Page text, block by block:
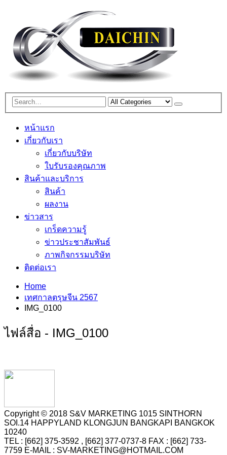
หน้าแรก
เกี่ยวกับเรา
เกี่ยวกับบริษัท
ใบรับรองคุณภาพ
สินค้าและบริการ
สินค้า
ผลงาน
ข่าวสาร
เกร็ดความรู้
ข่าวประชาสัมพันธ์
ภาพกิจกรรมบริษัท
ติดต่อเรา
Home
เทศกาลตรุษจีน 2567
IMG_0100
ไฟล์สื่อ - IMG_0100
Copyright © 2018 S&V MARKETING 1015 SINTHORN
SOI.14 HAPPYLAND KLONGJUN BANGKAPI BANGKOK
10240
TEL : [662] 375-3592 , [662] 377-0737-8 FAX : [662] 733-
7759 E-MAIL : SV-MARKETING@HOTMAIL.COM